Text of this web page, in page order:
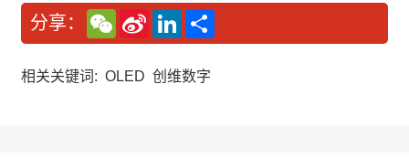
分享：
W
e
C
a
S
n
W
L
n
e
相关关键词: OLED 创维数字